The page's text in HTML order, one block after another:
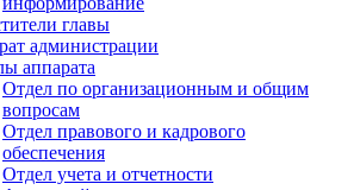
главы
администрации
аппарата
Отдел по организационным и общим
вопросам
Отдел правового и кадрового
обеспечения
Отдел учета и отчетности